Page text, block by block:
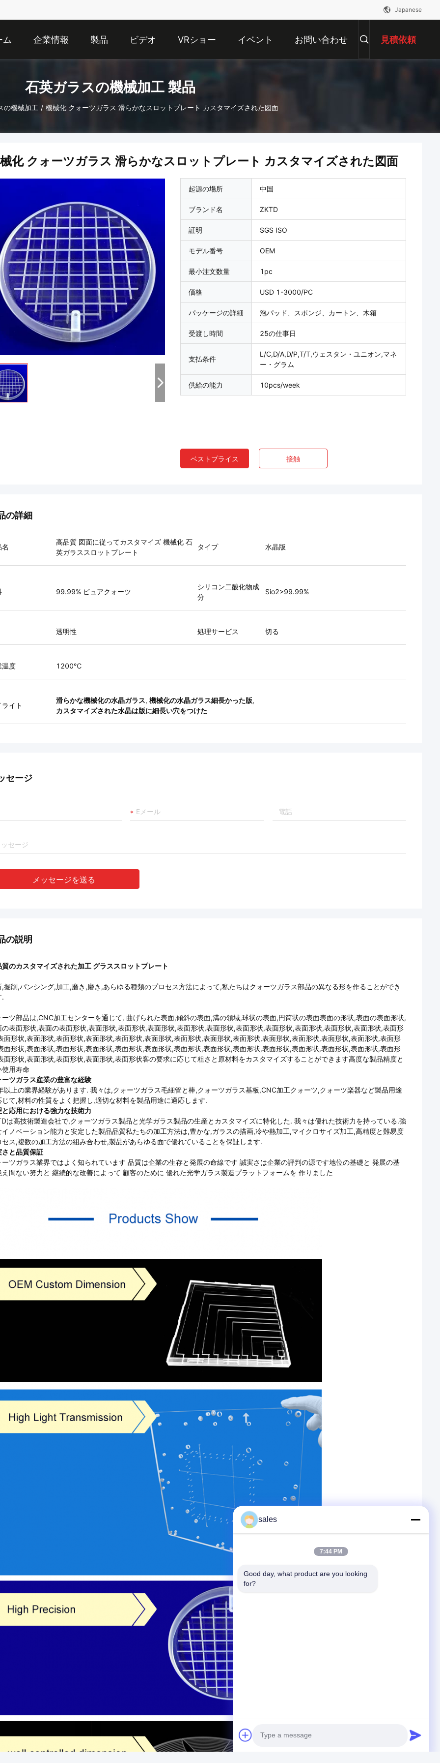
Japanese
ム 企業情報 製品 ビデオ VRショー イベント お問い合わせ 見積依頼
石英ガラスの機械加工 製品
の機械加工 / 機械化 クォーツガラス 滑らかなスロットプレート カスタマイズされた図面
化 クォーツガラス 滑らかなスロットプレート カスタマイズされた図面
起源の場所 中国
ブランド名 ZKTD
証明 SGS ISO
モデル番号 OEM
最小注文数量 1pc
価格 USD 1-3000/PC
パッケージの詳細 泡パッド、スポンジ、カートン、木箱
受渡し時間 25の仕事日
支払条件
L/C,D/A,D/P,T/T,ウェスタン・ユニオン,マネ
ー・グラム
供給の能力 10pcs/week
ベストプライス 接触
の詳細
高品質 図面に従ってカスタマイズ 機械化 石
英ガラススロットプレート
タイプ 水晶版
99.99% ピュアクォーツ
シリコン二酸化物成
分
Sio2>99.99%
透明性 処理サービス 切る
温度 1200℃
イト
滑らかな機械化の水晶ガラス, 機械化の水晶ガラス細長かった版,
カスタマイズされた水晶は版に細長い穴をつけた
セージ
メッセージを送る
の説明
質のカスタマイズされた加工 グラススロットプレート
,掘削,パンシング,加工,磨き,磨き,あらゆる種類のプロセス方法によって,私たちはクォーツガラス部品の異なる形を作ることができ
.
ーツ部品は,CNC加工センターを通じて, 曲げられた表面,傾斜の表面,溝の領域,球状の表面,円筒状の表面表面の形状,表面の表面形状,
の表面形状,表面の表面形状,表面形状,表面形状,表面形状,表面形状,表面形状,表面形状,表面形状,表面形状,表面形状,表面形状,表面形
面形状,表面形状,表面形状,表面形状,表面形状,表面形状,表面形状,表面形状,表面形状,表面形状,表面形状,表面形状,表面形状,表面形
面形状,表面形状,表面形状,表面形状,表面形状,表面形状,表面形状,表面形状,表面形状,表面形状,表面形状,表面形状,表面形状,表面形
面形状,表面形状,表面形状,表面形状,表面形状客の要求に応じて粗さと原材料をカスタマイズすることができます高度な製品精度と
使用寿命
ーツガラス産業の豊富な経験
以上の業界経験があります. 我々は,クォーツガラス毛細管と棒,クォーツガラス基板,CNC加工クォーツ,クォーツ楽器など製品用途
じて,材料の性質をよく把握し,適切な材料を製品用途に適応します.
と応用における強力な技術力
は高技術製造会社で,クォーツガラス製品と光学ガラス製品の生産とカスタマイズに特化した. 我々は優れた技術力を持っている.強
イノベーション能力と安定した製品品質私たちの加工方法は,豊かな,ガラスの描画,冷や熱加工,マイクロサイズ加工,高精度と難易度
セス,複数の加工方法の組み合わせ,製品があらゆる面で優れていることを保証します.
さと品質保証
ーツガラス業界ではよく知られています 品質は企業の生存と発展の命線です 誠実さは企業の評判の源です地位の基礎と 発展の基
え間ない努力と 継続的な改善によって 顧客のために 優れた光学ガラス製造プラットフォームを 作りました
sales
7:44 PM
Good day, what product are you looking
for?